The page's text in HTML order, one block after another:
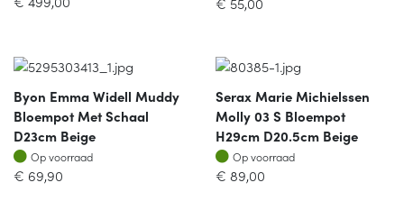
Byon Emma Widell Muddy
Bloempot Met Schaal
D23cm Beige
Op voorraad
Op voorraad
€ 69,90
Serax Marie Michielssen
Molly 03 S Bloempot
H29cm D20.5cm Beige
Op voorraad
Op voorraad
€ 89,00